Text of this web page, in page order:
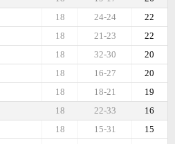
22
24-24
18
22
21-23
18
20
32-30
18
20
16-27
18
19
18-21
18
16
22-33
18
15
15-31
18